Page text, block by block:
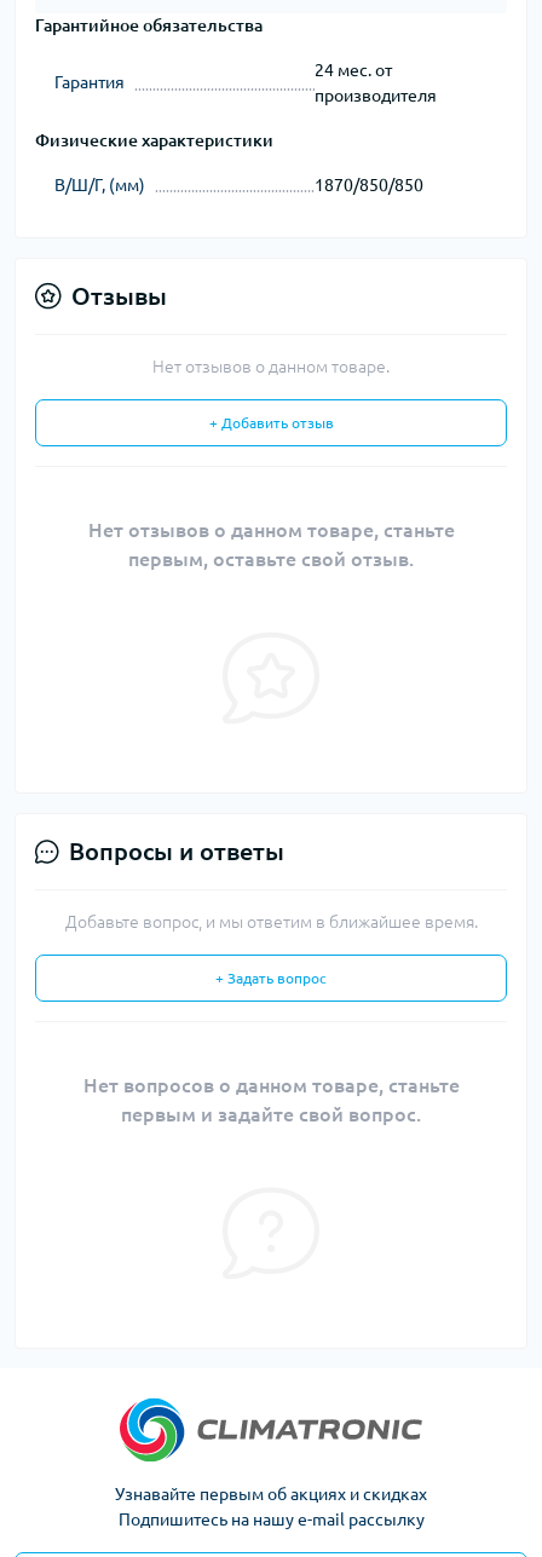
Гарантийное обязательства
Гарантия
24 мес. от
производителя
Физические характеристики
В/Ш/Г, (мм) 1870/850/850
Отзывы
Нет отзывов о данном товаре.
+ Добавить отзыв
Нет отзывов о данном товаре, станьте
первым, оставьте свой отзыв.
Вопросы и ответы
Добавьте вопрос, и мы ответим в ближайшее время.
+ Задать вопрос
Нет вопросов о данном товаре, станьте
первым и задайте свой вопрос.
Узнавайте первым об акциях и скидках
Подпишитесь на нашу e-mail рассылку